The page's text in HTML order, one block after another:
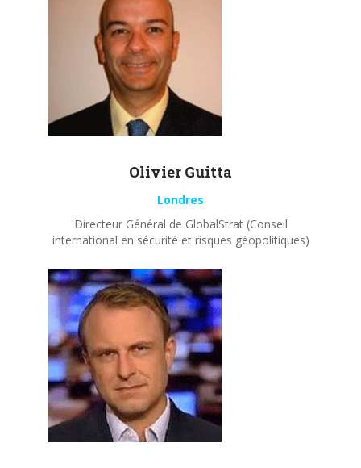
Olivier Guitta
Londres
Directeur Général de GlobalStrat (Conseil
international en sécurité et risques géopolitiques)